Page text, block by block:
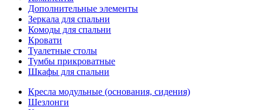
Дополнительные элементы
Зеркала для спальни
Комоды для спальни
Кровати
Туалетные столы
Тумбы прикроватные
Шкафы для спальни
Кресла модульные (основания, сидения)
Шезлонги